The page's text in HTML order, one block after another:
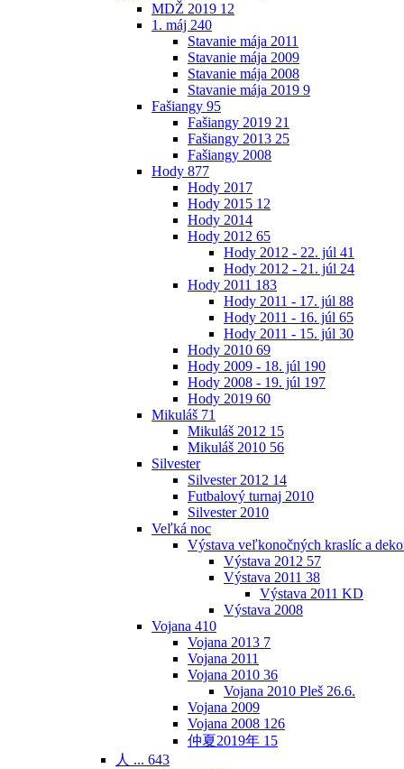
MDŽ 2019 12
1. máj 240
Stavanie mája 2011
Stavanie mája 2009
Stavanie mája 2008
Stavanie mája 2019 9
Fašiangy 95
Fašiangy 2019 21
Fašiangy 2013 25
Fašiangy 2008
Hody 877
Hody 2017
Hody 2015 12
Hody 2014
Hody 2012 65
Hody 2012 - 22. júl 41
Hody 2012 - 21. júl 24
Hody 2011 183
Hody 2011 - 17. júl 88
Hody 2011 - 16. júl 65
Hody 2011 - 15. júl 30
Hody 2010 69
Hody 2009 - 18. júl 190
Hody 2008 - 19. júl 197
Hody 2019 60
Mikuláš 71
Mikuláš 2012 15
Mikuláš 2010 56
Silvester
Silvester 2012 14
Futbalový turnaj 2010
Silvester 2010
Veľká noc
Výstava veľkonočných kraslíc a
Výstava 2012 57
Výstava 2011 38
Výstava 2011 KD
Výstava 2008
Vojana 410
Vojana 2013 7
Vojana 2011
Vojana 2010 36
Vojana 2010 Pleš 26.6.
Vojana 2009
Vojana 2008 126
仲夏2019年 15
人 ... 643